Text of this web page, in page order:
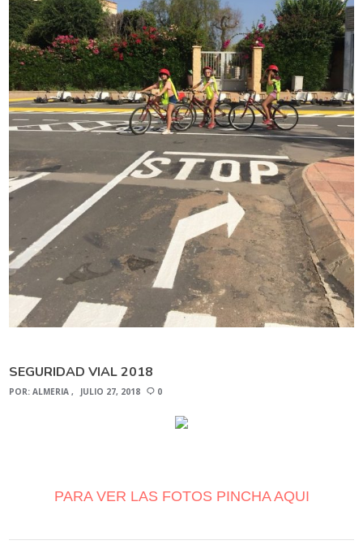
SEGURIDAD VIAL 2018
POR:ALMERIA JULIO 27, 2018 0
PARA VER LAS FOTOS PINCHA AQUI